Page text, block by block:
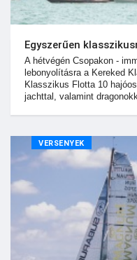
Egyszerűen
A hétvégén Csopakon -
lebonyolításra a Kereked
Klasszikus Flotta 10
jachttal, valamint
VERSENYEK